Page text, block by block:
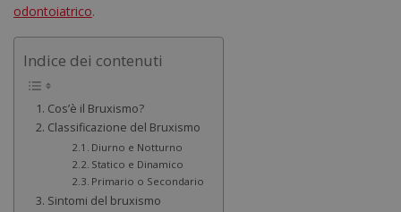
odontoiatrico.
Indice dei contenuti
Cos’è il Bruxismo?
Classificazione del Bruxismo
Diurno e Notturno
Statico e Dinamico
Primario o Secondario
Sintomi del bruxismo